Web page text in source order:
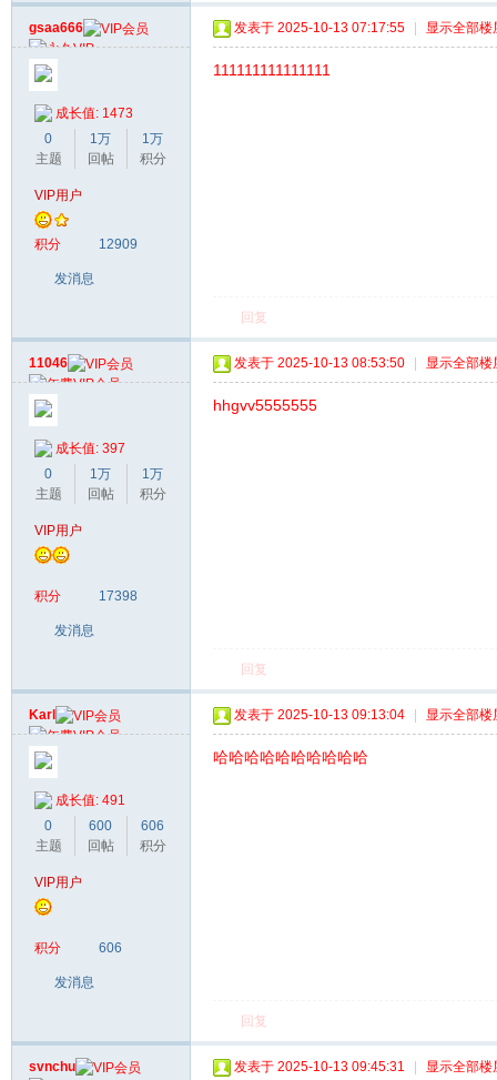
gsaa666
成长值: 1473
0
主题
1万
回帖
1万
积分
VIP用户
积分 12909
发消息
发表于 2025-10-13 07:17:55 显示全部楼
111111111111111
回复
11046
成长值: 397
0
主题
1万
回帖
1万
积分
VIP用户
积分 17398
发消息
发表于 2025-10-13 08:53:50 显示全部楼
hhgvv5555555
回复
Karl
成长值: 491
0
主题
600
回帖
606
积分
VIP用户
积分 606
发消息
发表于 2025-10-13 09:13:04 显示全部楼
哈哈哈哈哈哈哈哈哈哈
回复
svnchu 发表于 2025-10-13 09:45:31 显示全部楼